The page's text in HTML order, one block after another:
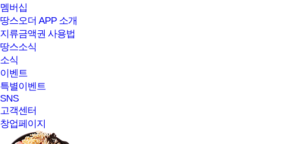
멤버십
땅스오더 APP 소개
지류금액권 사용법
땅스소식
소식
이벤트
특별이벤트
SNS
고객센터
창업페이지